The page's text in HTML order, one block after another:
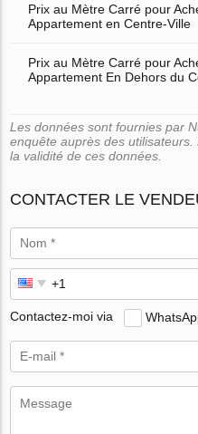
Prix au Mètre Carré pour
Appartement en Centre-Ville
Prix au Mètre Carré pour
Appartement En Dehors du
Les données sont fournies par
enquête auprès des
la validité de ces données.
CONTACTER LE
Contactez-moi via